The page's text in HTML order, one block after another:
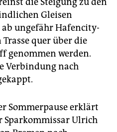
Gleisen
ungefähr Hafencity-
quer über die
genommen werden.
Verbindung nach
Sommerpause erklärt
Sparkommissar Ulrich